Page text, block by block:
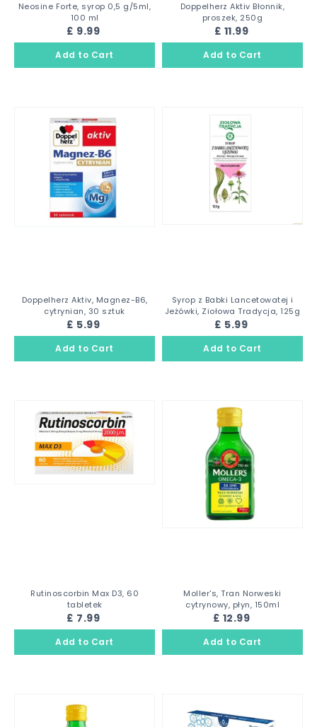
Neosine Forte, syrop 0,5 g/5ml,
100 ml
£ 9.99
Doppelherz Aktiv Błonnik,
proszek, 250g
£ 11.99
Doppelherz Aktiv, Magnez-B6,
cytrynian, 30 sztuk
£ 5.99
Syrop z Babki Lancetowatej i
Jeżówki, Ziołowa Tradycja, 125g
£ 5.99
Rutinoscorbin Max D3, 60
tabletek
£ 7.99
Moller's, Tran Norweski
cytrynowy, płyn, 150ml
£ 12.99